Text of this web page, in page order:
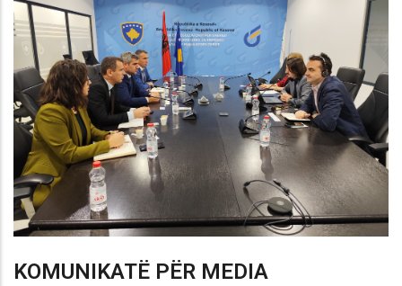
KOMUNIKATË PËR MEDIA